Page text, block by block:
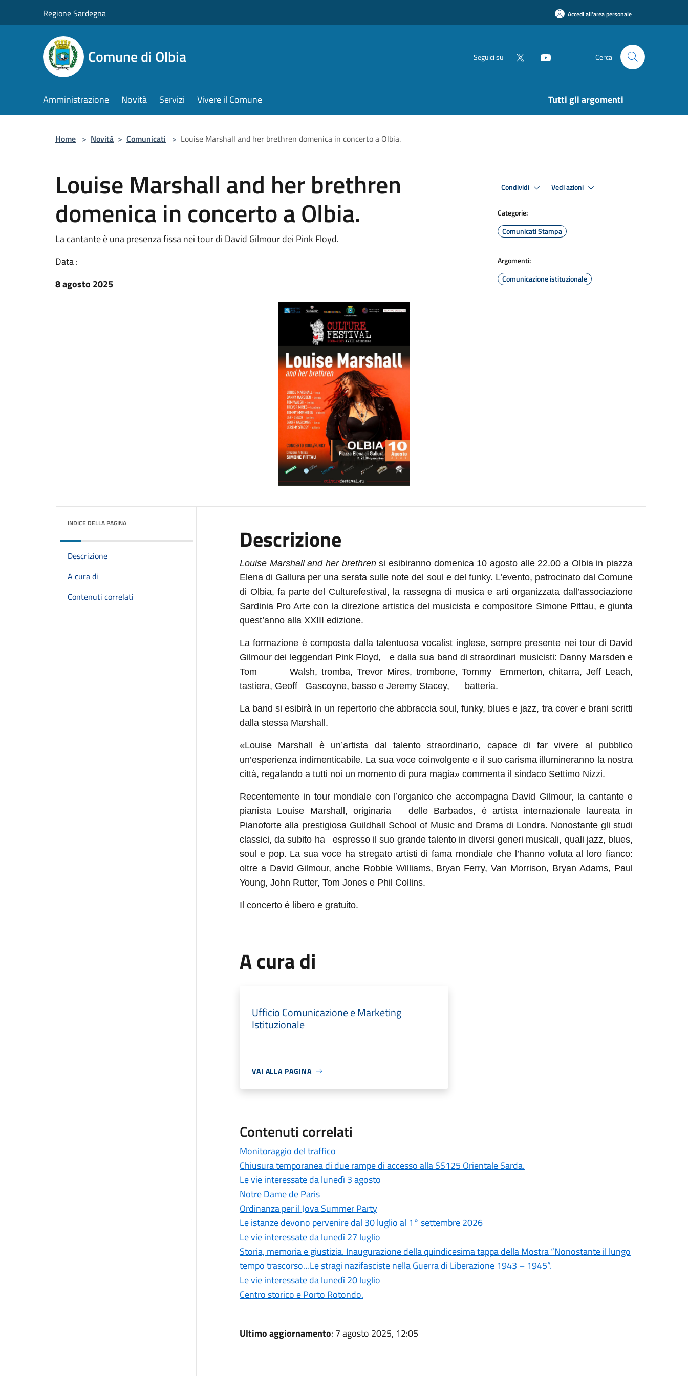
Regione Sardegna Accedi all'area personale
Comune di Olbia Seguici su Cerca
Amministrazione Novità Servizi Vivere il Comune Tutti gli argomenti
Home > Novità > Comunicati > Louise Marshall and her brethren domenica in concerto a Olbia.
Louise Marshall and her brethren
domenica in concerto a Olbia.
La cantante è una presenza fissa nei tour di David Gilmour dei Pink Floyd.
Data :
8 agosto 2025
Condividi Vedi azioni
Categorie:
Comunicati Stampa
Argomenti:
Comunicazione istituzionale
INDICE DELLA PAGINA
Descrizione
A cura di
Contenuti correlati
Descrizione
Louise Marshall and her brethrensi esibiranno domenica 10 agosto alle 22.00 a Olbia in piazza
Elena di Gallura per una serata sulle note del soul e del funky. L’evento, patrocinato dal Comune
di Olbia, fa parte del Culturefestival, la rassegna di musica e arti organizzata dall’associazione
Sardinia Pro Arte con la direzione artistica del musicista e compositore Simone Pittau, e giunta
quest’anno alla XXIII edizione.
La formazione è composta dalla talentuosa vocalist inglese, sempre presente nei tour di David
Gilmour dei leggendari Pink Floyd,
e dalla sua band di straordinari musicisti: Danny Marsden e
Tom
Walsh, tromba, Trevor Mires, trombone, Tommy Emmerton, chitarra, Jeff Leach,
tastiera, Geoff
Gascoyne, basso e Jeremy Stacey, batteria.
La band si esibirà in un repertorio che abbraccia soul, funky, blues e jazz, tra cover e brani scritti
dalla stessa Marshall.
«Louise Marshall è un’artista dal talento straordinario, capace di far vivere al pubblico
un’esperienza indimenticabile. La sua voce coinvolgente e il suo carisma illumineranno la nostra
città, regalando a tutti noi un momento di pura magia» commenta il sindaco Settimo Nizzi.
Recentemente in tour mondiale con l’organico che accompagna David Gilmour, la cantante e
pianista Louise Marshall, originaria
delle Barbados, è artista internazionale laureata in
Pianoforte alla prestigiosa Guildhall School of Music and Drama di Londra. Nonostante gli studi
classici, da subito ha
espresso il suo grande talento in diversi generi musicali, quali jazz, blues,
soul e pop. La sua voce ha stregato artisti di fama mondiale che l’hanno voluta al loro fianco:
oltre a David Gilmour, anche Robbie Williams, Bryan Ferry, Van Morrison, Bryan Adams, Paul
Young, John Rutter, Tom Jones e Phil Collins.
Il concerto è libero e gratuito.
A cura di
Ufficio Comunicazione e Marketing
Istituzionale
VAI ALLA PAGINA
Contenuti correlati
Monitoraggio del traffico
Chiusura temporanea di due rampe di accesso alla SS125 Orientale Sarda.
Le vie interessate da lunedì 3 agosto
Notre Dame de Paris
Ordinanza per il Jova Summer Party
Le istanze devono pervenire dal 30 luglio al 1° settembre 2026
Le vie interessate da lunedì 27 luglio
Storia, memoria e giustizia. Inaugurazione della quindicesima tappa della Mostra “Nonostante il lungo
tempo trascorso…Le stragi nazifasciste nella Guerra di Liberazione 1943 – 1945”.
Le vie interessate da lunedì 20 luglio
Centro storico e Porto Rotondo.
Ultimo aggiornamento: 7 agosto 2025, 12:05